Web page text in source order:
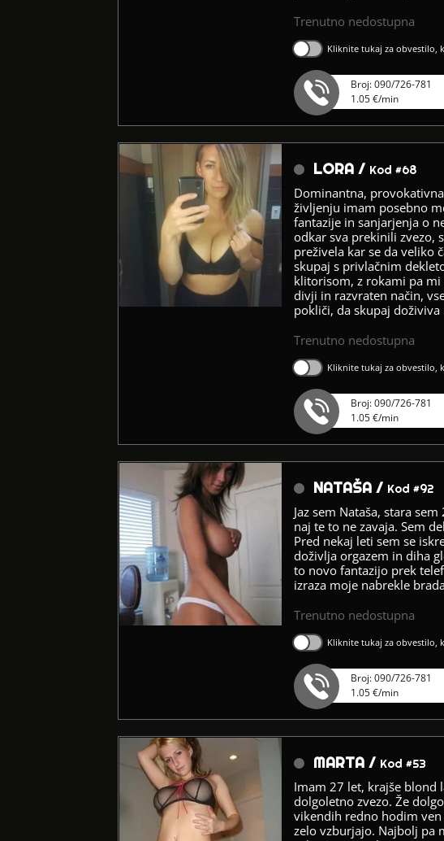
Trenutno nedostupna
Kliknite tukaj za obvestilo,
Broj: 090/726-781
1.05 €/min
LORA / Kod #68
Dominantna,
življenju imam posebno
fantazije in sanjarjenja o
odkar sva prekinili zvezo,
preživela kar se da veliko
skupaj s privlačnim
klitorisom, z rokami pa
divji in razvraten način,
pokliči, da skupaj
Trenutno nedostupna
Kliknite tukaj za obvestilo,
Broj: 090/726-781
1.05 €/min
NATAŠA / Kod #92
Jaz sem Nataša, stara
naj te to ne zavaja. Sem
Pred nekaj leti sem se
doživlja orgazem in diha
to novo fantazijo prek
izraza moje nabrekle
Trenutno nedostupna
Kliknite tukaj za obvestilo,
Broj: 090/726-781
1.05 €/min
MARTA / Kod #53
Imam 27 let, krajše blond
dolgoletno zvezo. Že
vikendih redno hodim
zelo vzburjajo. Najbolj pa